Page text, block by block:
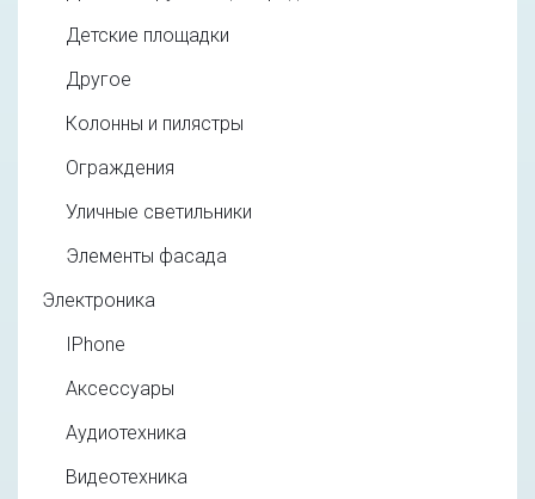
Детские площадки
Другое
Колонны и пилястры
Ограждения
Уличные светильники
Элементы фасада
Электроника
IPhone
Аксессуары
Аудиотехника
Видеотехника